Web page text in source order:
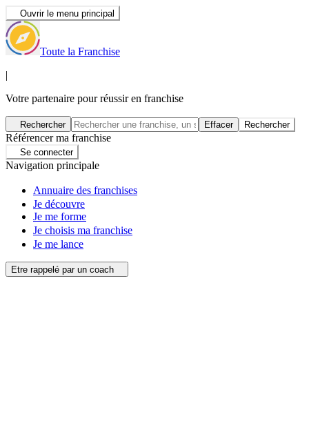
Ouvrir le menu principal
Toute la Franchise
|
Votre partenaire pour réussir en franchise
Rechercher Effacer Rechercher
Référencer ma franchise
Se connecter
Navigation principale
Annuaire des franchises
Je découvre
Je me forme
Je choisis ma franchise
Je me lance
Etre rappelé par un coach